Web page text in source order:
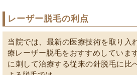
レーザー脱毛の利点
当院では、最新の医療技術を取り入
療レーザー脱毛をおすすめしていま
に刺して治療する従来の針脱毛に比